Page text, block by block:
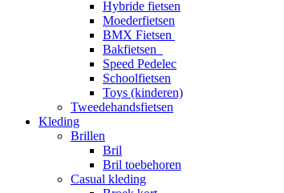
Hybride fietsen
Moederfietsen
BMX Fietsen
Bakfietsen
Speed Pedelec
Schoolfietsen
Toys (kinderen)
Tweedehandsfietsen
Kleding
Brillen
Bril
Bril toebehoren
Casual kleding